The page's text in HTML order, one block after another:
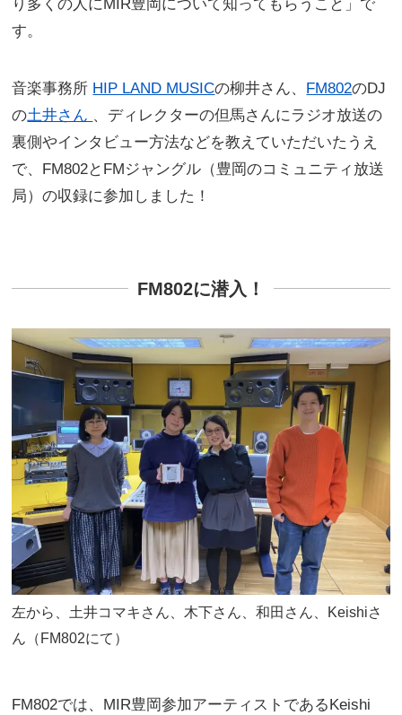
り多くの人にMIR豊岡について知ってもらうこと」で
す。
音楽事務所 HIP LAND MUSICの柳井さん、 FM802のDJ
の土井さん 、 ディレクターの但馬さんにラジオ放送の
裏側やインタビュー方法などを教えていただいたうえ
で、
FM802とFMジャングル（豊岡のコミュニティ放送
局）の収録に参加しました！
FM802に潜入！
左から、土井コマキさん、木下さん、和田さん、Keishiさ
ん（FM802にて）
FM802では、MIR豊岡参加アーティストであるKeishi